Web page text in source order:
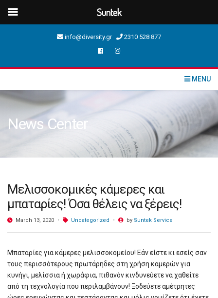
info@diversity.gr 2310 528 877
MENU
News Center
Μελισσοκομικές κάμερες και
μπαταρίες! Όσα θέλεις να ξέρεις!
March 13, 2020 Uncategorized by Suntek Service
Μπαταρίες για κάμερες μελισσοκομείου! Εάν είστε κι εσείς σαν
τους περισσότερους πρωτάρηδες στη χρήση καμερών για
κυνήγι, μελίσσια ή χωράφια, πιθανόν κινδυνεύετε να χαθείτε
από τη τεχνολογία που περιλαμβάνουν! Ξοδεύετε αμέτρητες
Suntek